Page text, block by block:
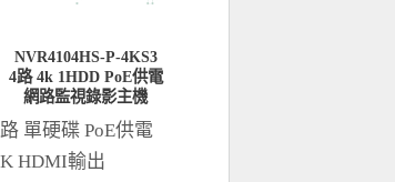
NVR4104HS-P-4KS3
4路 4k 1HDD PoE供電
網路監視錄影主機
單硬碟 PoE供電
HDMI輸出